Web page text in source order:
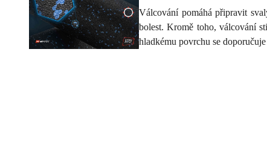
Válcování pomáhá připravit
bolest. Kromě toho, válcování
hladkému povrchu se